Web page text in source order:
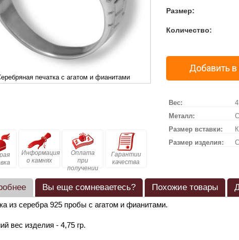
печатка с агатом и фианитами
Информация
о камнях
Оплата
при
получении
Гарантии
качества
Размер:
Количество:
Добавить в
Вес:
Металл:
Размер вставки:
Размер изделия:
Вы еще сомневаетесь? Похожие товары
из серебра 925 пробы с агатом и фианитами.
вес изделия - 4,75 гр.